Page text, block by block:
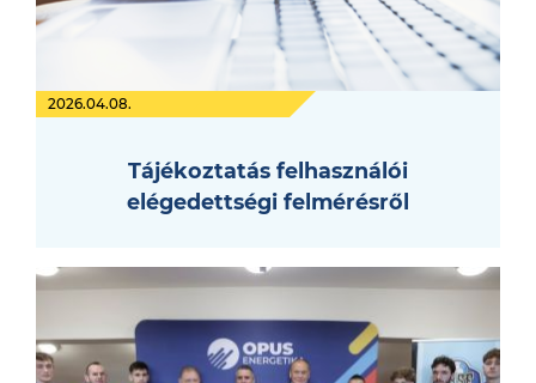
2026.04.08.
Tájékoztatás felhasználói
elégedettségi felmérésről